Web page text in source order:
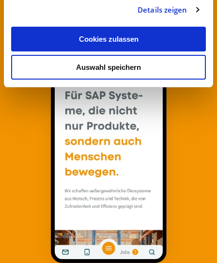
Details zeigen
Cookies zulassen
Auswahl speichern